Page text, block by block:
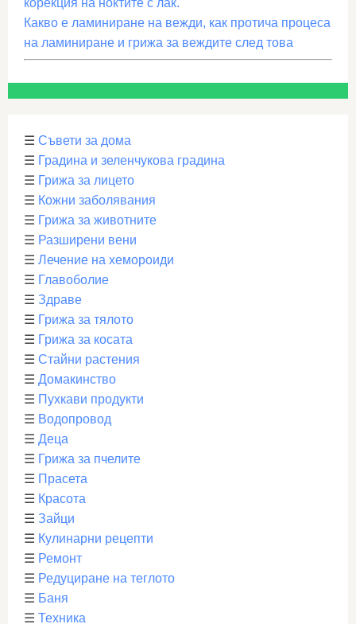
Какво е ламиниране на вежди, как протича процеса
на ламиниране и грижа за веждите след това
☰ Съвети за дома
☰ Градина и зеленчукова градина
☰ Грижа за лицето
☰ Кожни заболявания
☰ Грижа за животните
☰ Разширени вени
☰ Лечение на хемороиди
☰ Главоболие
☰ Здраве
☰ Грижа за тялото
☰ Грижа за косата
☰ Стайни растения
☰ Домакинство
☰ Пухкави продукти
☰ Водопровод
☰ Деца
☰ Грижа за пчелите
☰ Прасета
☰ Красота
☰ Зайци
☰ Кулинарни рецепти
☰ Ремонт
☰ Редуциране на теглото
☰ Баня
☰ Техника